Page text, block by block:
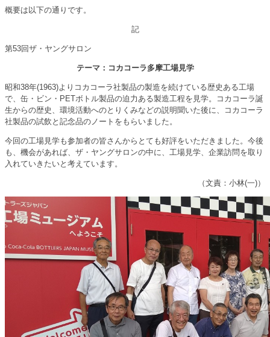
概要は以下の通りです。
記
第53回ザ・ヤングサロン
テーマ：コカコーラ多摩工場見学
昭和38年(1963)よりコカコーラ社製品の製造を続けている歴史ある工場
で、缶・ビン・PETボトル製品の迫力ある製造工程を見学。コカコーラ誕
生からの歴史、環境活動へのとりくみなどの説明聞いた後に、コカコーラ
社製品の試飲と記念品のノートをもらいました。
今回の工場見学も参加者の皆さんからとても好評をいただきました。今後
も、機会があれば、ザ・ヤングサロンの中に、工場見学、企業訪問を取り
入れていきたいと考えています。
（文責：小林(一)）